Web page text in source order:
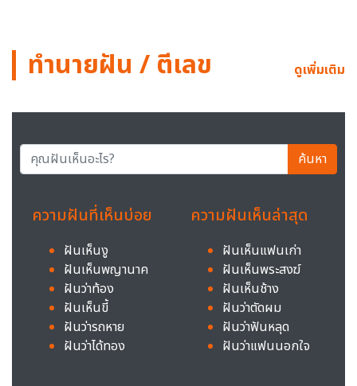
ทำนายฝัน / ตีเลข ดูเพิ่มเติม
ค้นหา
ความฝันที่เห็นบ่อย
ฝันเห็นงู
ฝันเห็นพญานาค
ฝันว่าท้อง
ฝันเห็นขี้
ฝันว่ารถหาย
ฝันว่าได้ทอง
ความฝันเห็นล่าสุด
ฝันเห็นแฟนเก่า
ฝันเห็นพระสงฆ์
ฝันเห็นช้าง
ฝันว่าตัดผม
ฝันว่าฟันหลุด
ฝันว่าแฟนนอกใจ